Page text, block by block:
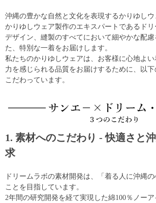
沖縄の豊かな自然と文化を表現するかりゆしウ
かりゆしウェア製作のエキスパートであるドリ
デザイン、縫製のすべてにおいて細やかな配
た、特別な一着をお届けします。
私たちのかりゆしウェアは、お客様に心地よ
力を感じられる品質をお届けするために、以
こだわっています。
1. 素材へのこだわり - 快適さと
求
ドリームラボの素材開発は、「着る人に沖縄の
ことを目指しています。
2年間の研究開発を経て実現した綿100％ノー